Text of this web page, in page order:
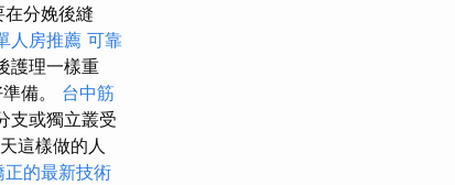
分娩後縫
人房推薦 可靠
護理一樣重
備。 台中筋
支或獨立叢受
這樣做的人
正的最新技術